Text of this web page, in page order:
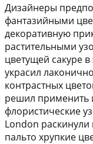
Дизайнеры
фантазийными
декоративную
растительными
цветущей сакуре
украсил
контрастных
решил применить
флористические
London раскинули
пальто хрупкие